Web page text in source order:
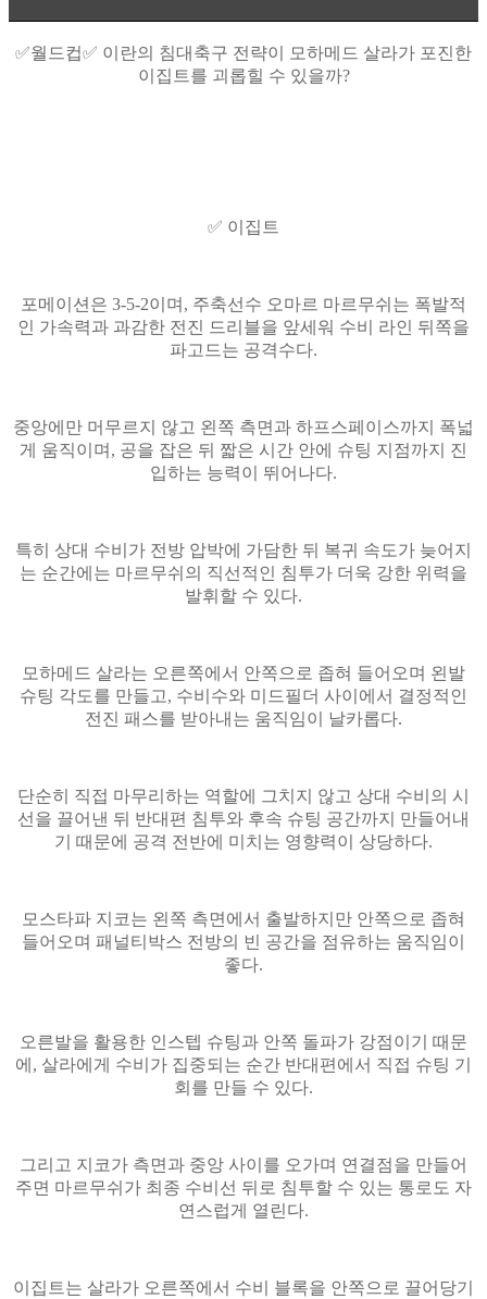
✅월드컵✅ 이란의 침대축구 전략이 모하메드 살라가 포진한
이집트를 괴롭힐 수 있을까?
✅ 이집트
포메이션은 3-5-2이며, 주축선수 오마르 마르무쉬는 폭발적
인 가속력과 과감한 전진 드리블을 앞세워 수비 라인 뒤쪽을
파고드는 공격수다.
중앙에만 머무르지 않고 왼쪽 측면과 하프스페이스까지 폭넓
게 움직이며, 공을 잡은 뒤 짧은 시간 안에 슈팅 지점까지 진
입하는 능력이 뛰어나다.
특히 상대 수비가 전방 압박에 가담한 뒤 복귀 속도가 늦어지
는 순간에는 마르무쉬의 직선적인 침투가 더욱 강한 위력을
발휘할 수 있다.
모하메드 살라는 오른쪽에서 안쪽으로 좁혀 들어오며 왼발
슈팅 각도를 만들고, 수비수와 미드필더 사이에서 결정적인
전진 패스를 받아내는 움직임이 날카롭다.
단순히 직접 마무리하는 역할에 그치지 않고 상대 수비의 시
선을 끌어낸 뒤 반대편 침투와 후속 슈팅 공간까지 만들어내
기 때문에 공격 전반에 미치는 영향력이 상당하다.
모스타파 지코는 왼쪽 측면에서 출발하지만 안쪽으로 좁혀
들어오며 패널티박스 전방의 빈 공간을 점유하는 움직임이
좋다.
오른발을 활용한 인스텝 슈팅과 안쪽 돌파가 강점이기 때문
에, 살라에게 수비가 집중되는 순간 반대편에서 직접 슈팅 기
회를 만들 수 있다.
그리고 지코가 측면과 중앙 사이를 오가며 연결점을 만들어
주면 마르무쉬가 최종 수비선 뒤로 침투할 수 있는 통로도 자
연스럽게 열린다.
이집트는 살라가 오른쪽에서 수비 블록을 안쪽으로 끌어당기